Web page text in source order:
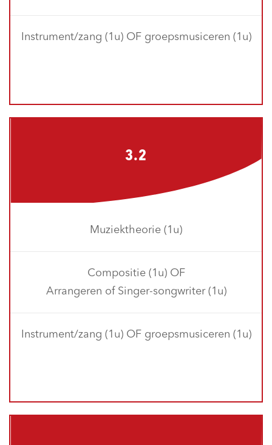
Instrument/zang (1u) OF groepsmusiceren (1u)
3.2
Muziektheorie (1u)
Compositie (1u) OF
Arrangeren of Singer-songwriter (1u)
Instrument/zang (1u) OF groepsmusiceren (1u)